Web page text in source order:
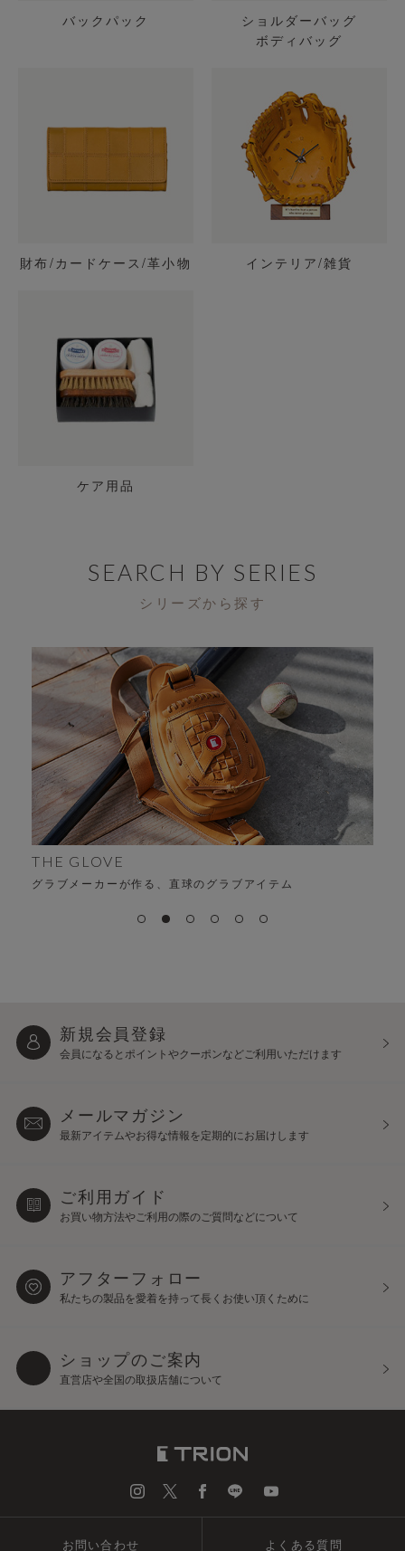
バックパック
ショルダーバッグ
ボディバッグ
財布/カードケース/革小物 インテリア/雑貨
ケア用品
SEARCH BY SERIES
シリーズから探す
ALFA
時代を超える、変わらない“ちょうどよさ”
新規会員登録
会員になるとポイントやクーポンなどご利用いただけます
メールマガジン
最新アイテムやお得な情報を定期的にお届けします
ご利用ガイド
お買い物方法やご利用の際のご質問などについて
アフターフォロー
私たちの製品を愛着を持って長くお使い頂くために
ショップのご案内
直営店や全国の取扱店舗について
お問い合わせ よくある質問